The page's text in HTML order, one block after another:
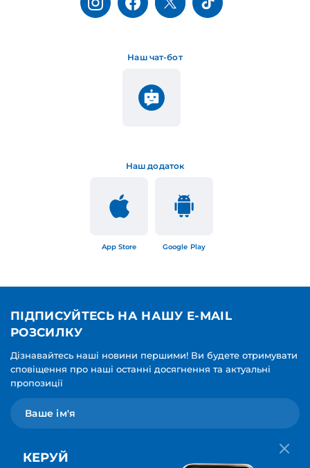
Наш додаток
App Store Google Play
Наш чат-бот
ПІДПИСУЙТЕСЬ НА НАШУ E-MAIL
РОЗСИЛКУ
Дізнавайтесь наші новини першими! Ви будете отримувати
сповіщення про наші останні досягнення та актуальні
пропозиції
КЕРУЙ